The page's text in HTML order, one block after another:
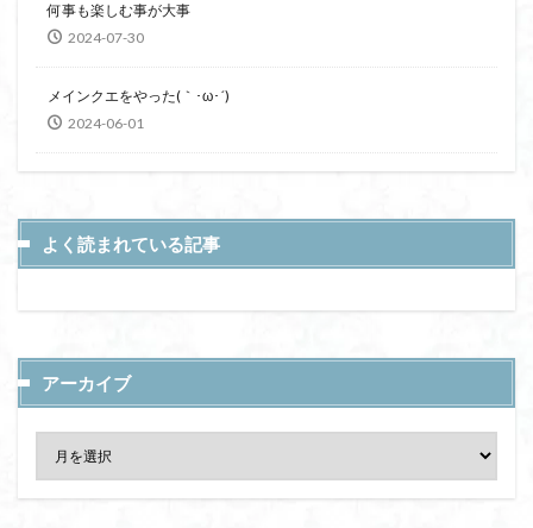
何事も楽しむ事が大事
2024-07-30
メインクエをやった(｀･ω･´)
2024-06-01
よく読まれている記事
アーカイブ